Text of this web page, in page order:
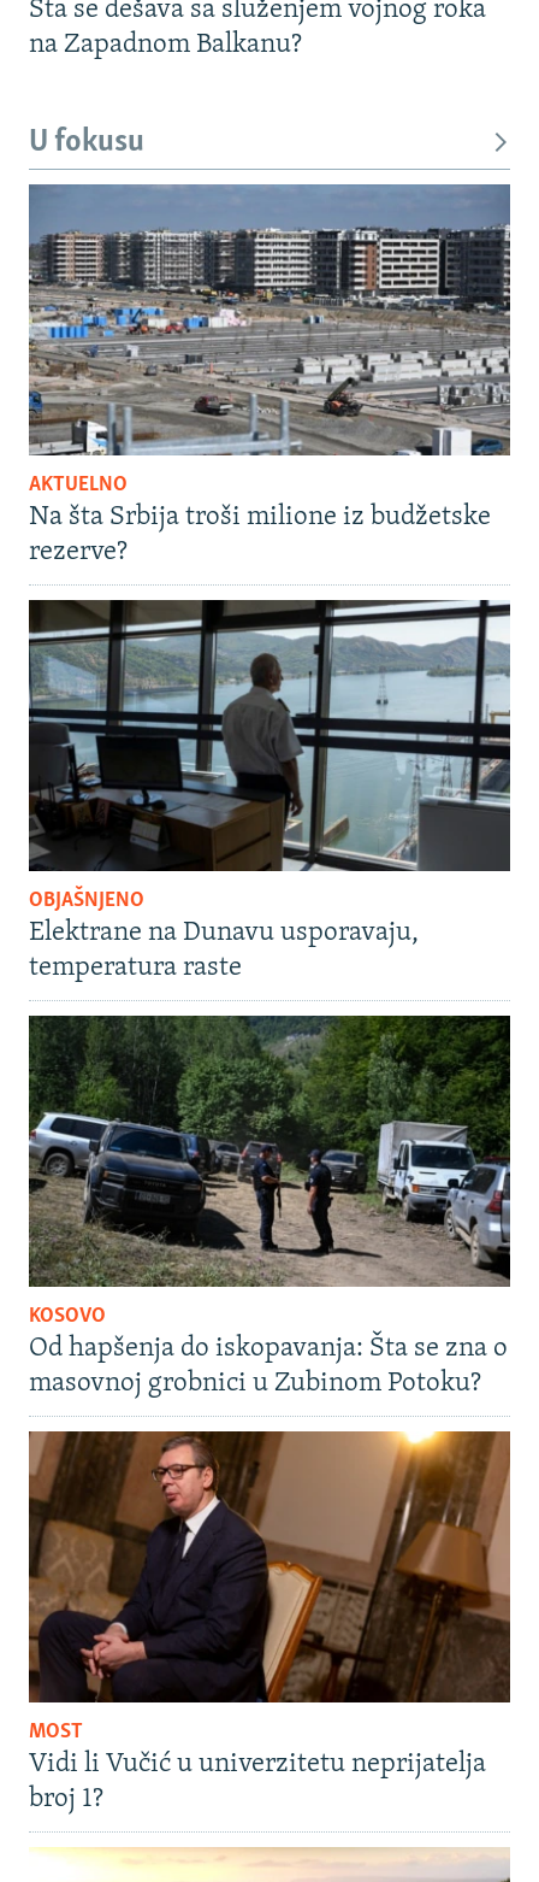
Šta se dešava sa služenjem vojnog roka
na Zapadnom Balkanu?
U fokusu
AKTUELNO
Na šta Srbija troši milione iz budžetske
rezerve?
OBJAŠNJENO
Elektrane na Dunavu usporavaju,
temperatura raste
KOSOVO
Od hapšenja do iskopavanja: Šta se zna o
masovnoj grobnici u Zubinom Potoku?
MOST
Vidi li Vučić u univerzitetu neprijatelja
broj 1?